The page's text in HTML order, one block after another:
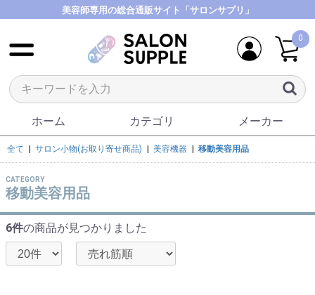
美容師専用の総合通販サイト「サロンサプリ」
0
ホーム カテゴリ メーカー
全て サロン小物(お取り寄せ商品) 美容機器 移動美容用品
CATEGORY
移動美容用品
6件の商品が見つかりました